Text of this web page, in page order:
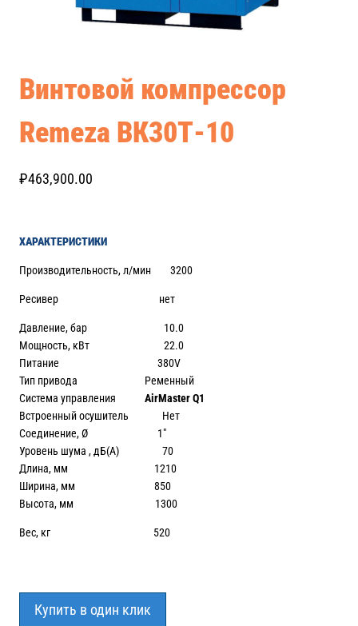
Винтовой компрессор
Remeza ВК30Т-10
₽463,900.00
ХАРАКТЕРИСТИКИ
Производительность, л/мин 3200
Ресивер нет
Давление, бар 10.0
Мощность, кВт 22.0
Питание 380V
Тип привода Ременный
Система управления AirMaster Q1
Встроенный осушитель Нет
Соединение, Ø 1″
Уровень шума , дБ(А) 70
Длина, мм 1210
Ширина, мм 850
Высота, мм 1300
Вес, кг 520
Купить в один клик